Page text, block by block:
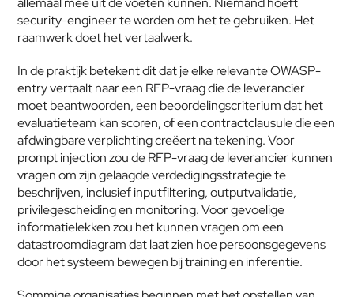
security-engineer te worden om het te gebruiken. Het
raamwerk doet het vertaalwerk.
In de praktijk betekent dit dat je elke relevante OWASP-
entry vertaalt naar een RFP-vraag die de leverancier
moet beantwoorden, een beoordelingscriterium dat het
evaluatieteam kan scoren, of een contractclausule die een
afdwingbare verplichting creëert na tekening. Voor
prompt injection zou de RFP-vraag de leverancier kunnen
vragen om zijn gelaagde verdedigingsstrategie te
beschrijven, inclusief inputfiltering, outputvalidatie,
privilegescheiding en monitoring. Voor gevoelige
informatielekken zou het kunnen vragen om een
datastroomdiagram dat laat zien hoe persoonsgegevens
door het systeem bewegen bij training en inferentie.